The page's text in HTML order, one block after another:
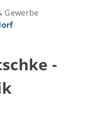
Gewerbe
-